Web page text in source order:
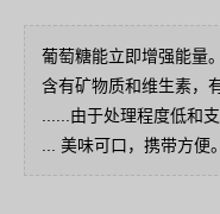
葡萄糖能立即增强能量。
含有矿物质和维生素，
......由于处理程度低和
... 美味可口，携带方便。